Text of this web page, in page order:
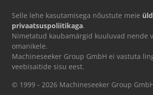
Selle lehe kasutamisega nõustute meie
privaatsuspoliitikaga.
Nimetatud kaubamärgid kuuluvad nende
omanikele.
Machineseeker Group GmbH ei vastuta
veebisaitide sisu eest.
© 1999 - 2026 Machineseeker Group